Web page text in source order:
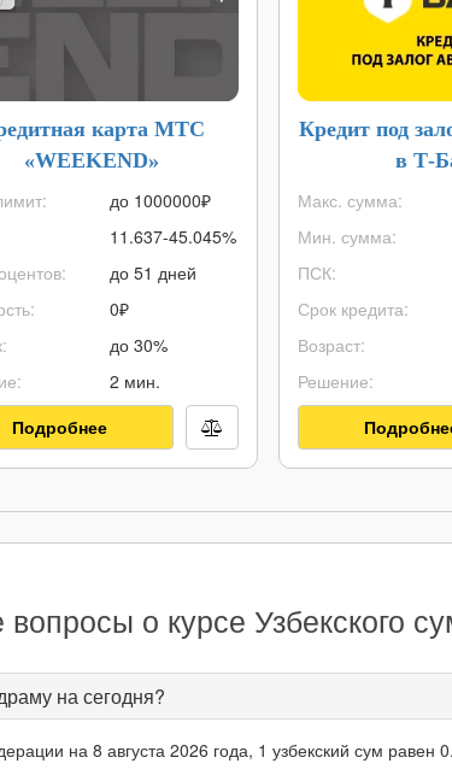
карта МТС
«WEEKEND»
до 1000000₽
11.637-45.045%
до 51 дней
0₽
до 30%
2 мин.
Подробнее
Кредит под
в Т-
Макс. сумма:
Мин. сумма:
ПСК:
Срок кредита:
Возраст:
Решение:
о курсе Узбекского
на сегодня?
на 8 августа 2026 года, 1 узбекский сум равен